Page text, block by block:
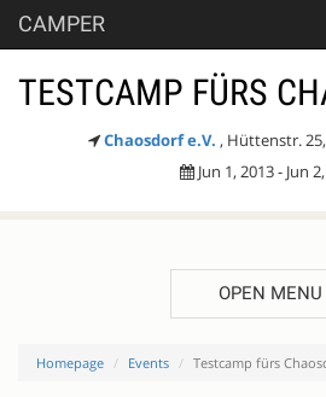
CAMPER
TESTCAMP FÜRS
Chaosdorf e.V. , Hüttenstr.
Jun 1, 2013 - Jun
OPEN MENU
Homepage Events Testcamp fürs